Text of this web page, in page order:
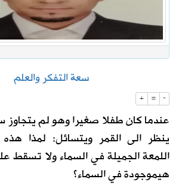
سعة التفكر والعلم
+ = -
عندما كان طفلا صغيرا وهو لم يتجاوز
ينظر الى القمر ويتسائل: لمذا هذه
اللمعة الجميلة في السماءولا تسقط
هيموجودة في السماء؟